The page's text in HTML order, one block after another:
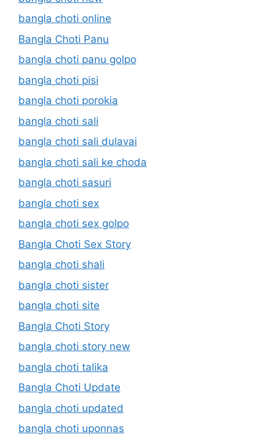
bangla choti online
Bangla Choti Panu
bangla choti panu golpo
bangla choti pisi
bangla choti porokia
bangla choti sali
bangla choti sali dulavai
bangla choti sali ke choda
bangla choti sasuri
bangla choti sex
bangla choti sex golpo
Bangla Choti Sex Story
bangla choti shali
bangla choti sister
bangla choti site
Bangla Choti Story
bangla choti story new
bangla choti talika
Bangla Choti Update
bangla choti updated
bangla choti uponnas